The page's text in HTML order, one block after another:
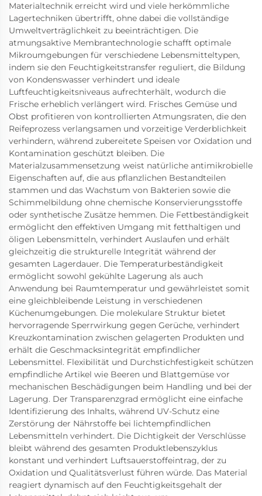
Materialtechnik erreicht wird und viele herkömmliche
Lagertechniken übertrifft, ohne dabei die vollständige
Umweltverträglichkeit zu beeinträchtigen. Die
atmungsaktive Membrantechnologie schafft optimale
Mikroumgebungen für verschiedene Lebensmitteltypen,
indem sie den Feuchtigkeitstransfer reguliert, die Bildung
von Kondenswasser verhindert und ideale
Luftfeuchtigkeitsniveaus aufrechterhält, wodurch die
Frische erheblich verlängert wird. Frisches Gemüse und
Obst profitieren von kontrollierten Atmungsraten, die den
Reifeprozess verlangsamen und vorzeitige Verderblichkeit
verhindern, während zubereitete Speisen vor Oxidation und
Kontamination geschützt bleiben. Die
Materialzusammensetzung weist natürliche antimikrobielle
Eigenschaften auf, die aus pflanzlichen Bestandteilen
stammen und das Wachstum von Bakterien sowie die
Schimmelbildung ohne chemische Konservierungsstoffe
oder synthetische Zusätze hemmen. Die Fettbeständigkeit
ermöglicht den effektiven Umgang mit fetthaltigen und
öligen Lebensmitteln, verhindert Auslaufen und erhält
gleichzeitig die strukturelle Integrität während der
gesamten Lagerdauer. Die Temperaturbeständigkeit
ermöglicht sowohl gekühlte Lagerung als auch
Anwendung bei Raumtemperatur und gewährleistet somit
eine gleichbleibende Leistung in verschiedenen
Küchenumgebungen. Die molekulare Struktur bietet
hervorragende Sperrwirkung gegen Gerüche, verhindert
Kreuzkontamination zwischen gelagerten Produkten und
erhält die Geschmacksintegrität empfindlicher
Lebensmittel. Flexibilität und Durchstichfestigkeit schützen
empfindliche Artikel wie Beeren und Blattgemüse vor
mechanischen Beschädigungen beim Handling und bei der
Lagerung. Der Transparenzgrad ermöglicht eine einfache
Identifizierung des Inhalts, während UV-Schutz eine
Zerstörung der Nährstoffe bei lichtempfindlichen
Lebensmitteln verhindert. Die Dichtigkeit der Verschlüsse
bleibt während des gesamten Produktlebenszyklus
konstant und verhindert Luftsauerstoffeintrag, der zu
Oxidation und Qualitätsverlust führen würde. Das Material
reagiert dynamisch auf den Feuchtigkeitsgehalt der